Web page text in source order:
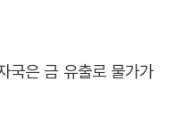
국은 금 유출로 물가가